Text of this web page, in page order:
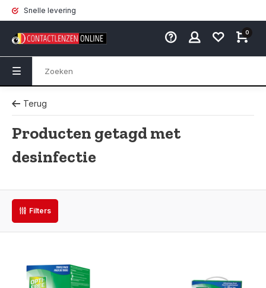
Snelle levering
0
Terug
Producten getagd met
desinfectie
Filters